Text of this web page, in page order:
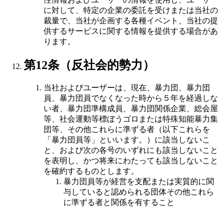
に対して、特定の企業の委託を受けまたは当社の
裁量で、当社が企画する各種イベント、当社の提
供するサービスに関する情報を提供する場合があ
ります。
第12条（反社会的勢力）
当社およびユーザーは、現在、暴力団、暴力団
員、暴力団員でなくなった時から５年を経過しな
い者、暴力団準構成員、暴力団関係企業、総会屋
等、社会運動等標ぼうゴロまたは特殊知能暴力集
団等、その他これらに準ずる者（以下これらを
「暴力団員等」といいます。）に該当しないこ
と、および次の各号のいずれにも該当しないこと
を表明し、かつ将来にわたっても該当しないこと
を確約するものとします。
暴力団員等が経営を支配または実質的に関
与していると認められる団体その他これら
に準ずる者と関係を有すること